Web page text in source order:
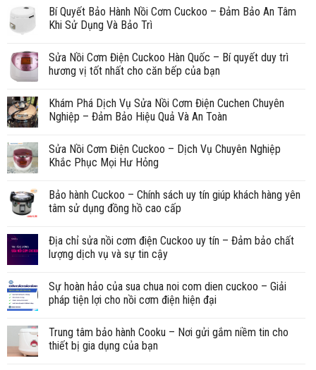
Bí Quyết Bảo Hành Nồi Cơm Cuckoo – Đảm Bảo An Tâm
Khi Sử Dụng Và Bảo Trì
Sửa Nồi Cơm Điện Cuckoo Hàn Quốc – Bí quyết duy trì
hương vị tốt nhất cho căn bếp của bạn
Khám Phá Dịch Vụ Sửa Nồi Cơm Điện Cuchen Chuyên
Nghiệp – Đảm Bảo Hiệu Quả Và An Toàn
Sửa Nồi Cơm Điện Cuckoo – Dịch Vụ Chuyên Nghiệp
Khắc Phục Mọi Hư Hỏng
Bảo hành Cuckoo – Chính sách uy tín giúp khách hàng yên
tâm sử dụng đồng hồ cao cấp
Địa chỉ sửa nồi cơm điện Cuckoo uy tín – Đảm bảo chất
lượng dịch vụ và sự tin cậy
Sự hoàn hảo của sua chua noi com dien cuckoo – Giải
pháp tiện lợi cho nồi cơm điện hiện đại
Trung tâm bảo hành Cooku – Nơi gửi gắm niềm tin cho
thiết bị gia dụng của bạn